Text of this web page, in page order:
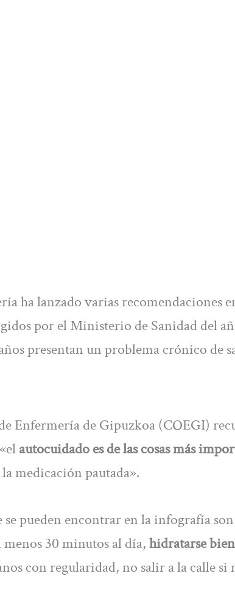
ha lanzado varias recomendaciones
por el Ministerio de Sanidad del
presentan un problema crónico de
Enfermería de Gipuzkoa (COEGI)
autocuidado es de las cosas más
medicación pautada».
se pueden encontrar en la infografía
menos 30 minutos al día,hidratarse bien
con regularidad, no salir a la calle si